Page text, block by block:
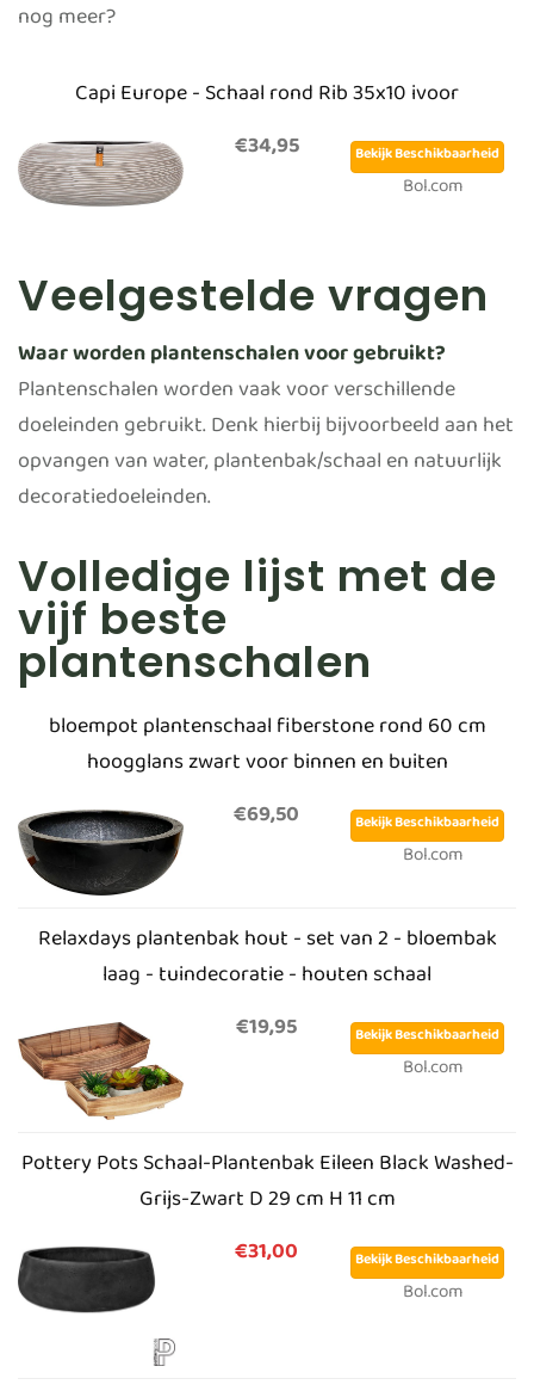
nog meer?
Capi Europe - Schaal rond Rib 35x10 ivoor
€34,95
Bekijk Beschikbaarheid
Bol.com
Veelgestelde vragen
Waar worden plantenschalen voor gebruikt?
Plantenschalen worden vaak voor verschillende
doeleinden gebruikt. Denk hierbij bijvoorbeeld aan het
opvangen van water, plantenbak/schaal en natuurlijk
decoratiedoeleinden.
Volledige lijst met de
vijf beste
plantenschalen
bloempot plantenschaal fiberstone rond 60 cm
hoogglans zwart voor binnen en buiten
€69,50
Bekijk Beschikbaarheid
Bol.com
Relaxdays plantenbak hout - set van 2 - bloembak
laag - tuindecoratie - houten schaal
€19,95
Bekijk Beschikbaarheid
Bol.com
Pottery Pots Schaal-Plantenbak Eileen Black Washed-
Grijs-Zwart D 29 cm H 11 cm
€31,00
Bekijk Beschikbaarheid
Bol.com